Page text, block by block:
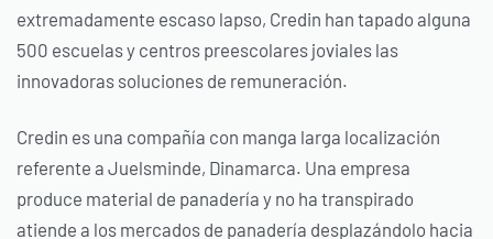
extremadamente escaso lapso, Credin han tapado alguna
500 escuelas y centros preescolares joviales las
innovadoras soluciones de remuneración.
Credin es una compañía con manga larga localización
referente a Juelsminde, Dinamarca. Una empresa
produce material de panadería y no ha transpirado
atiende a los mercados de panadería desplazándolo hacia